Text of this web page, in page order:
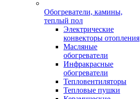
Обогреватели, камины,
теплый пол
Электрические
конвекторы отопления
Масляные
обогреватели
Инфракрасные
обогреватели
Тепловентиляторы
Тепловые пушки